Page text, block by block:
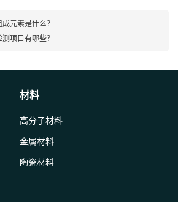
元素是什么？
项目有哪些？
材料
高分子材料
金属材料
陶瓷材料